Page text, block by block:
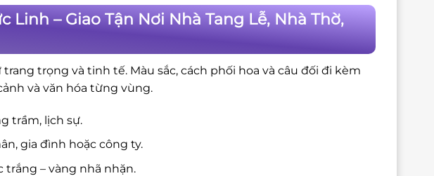
Linh – Giao Tận Nơi Nhà Tang Lễ, Nhà Thờ,
trọng và tinh tế. Màu sắc, cách phối hoa và câu đối đi kèm
và văn hóa từng vùng.
trầm, lịch sự.
gia đình hoặc công ty.
trắng – vàng nhã nhặn.